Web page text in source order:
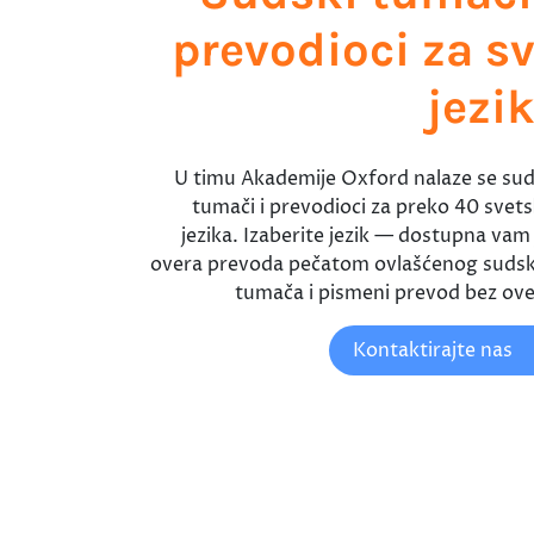
prevodioci za
U timu Akademije Oxford nalaze se
tumači i prevodioci za preko 40
jezika. Izaberite jezik — dostupna vam
overa prevoda pečatom ovlašćenog
tumača i pismeni prevod bez
Kontaktirajte nas